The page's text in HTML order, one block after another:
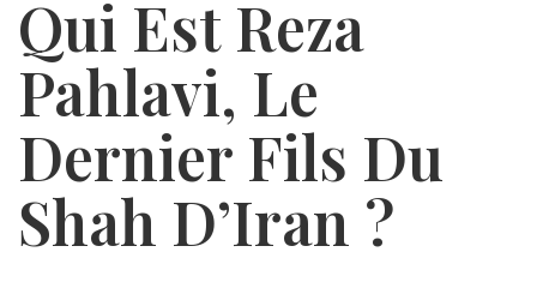
Qui Est Reza
Pahlavi, Le
Dernier Fils Du
Shah D’Iran ?